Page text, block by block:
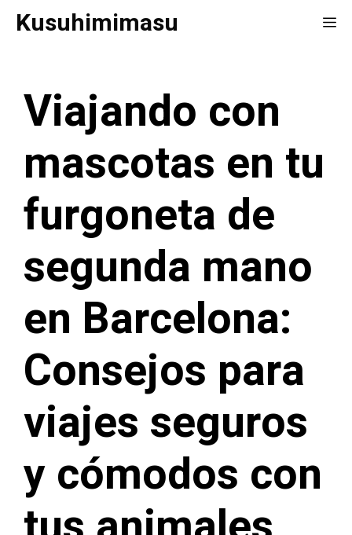
SaltarKusuhimimasu
Viajando con
mascotas en tu
furgoneta de
segunda mano
en Barcelona:
Consejos para
viajes seguros
y cómodos con